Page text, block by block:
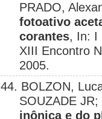
PRADO,
fotoativo
corantes, In: I
XIII Encontro
2005.
44. BOLZON,
SOUZADE
inônica e do